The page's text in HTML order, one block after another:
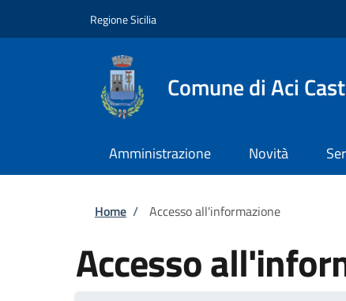
Regione Sicilia
Comune di Aci
Amministrazione Novità
Briciole di pane
Home / Accesso all'informazione
Accesso